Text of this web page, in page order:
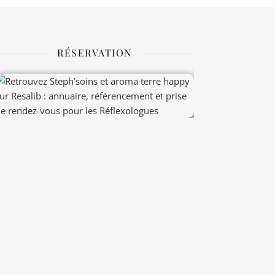
RÉSERVATION